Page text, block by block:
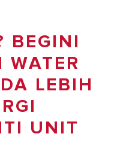
BEGINI
LEBIH
UNIT